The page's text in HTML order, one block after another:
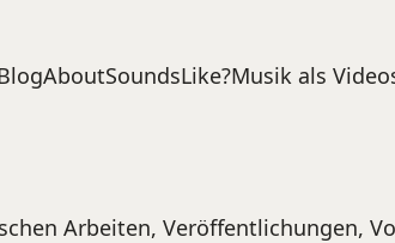
AboutSoundsLike?Musik als
Arbeiten, Veröffentlichungen,